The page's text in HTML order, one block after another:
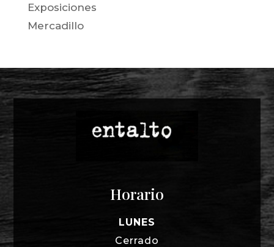
Exposiciones
Mercadillo
Horario
LUNES
Cerrado